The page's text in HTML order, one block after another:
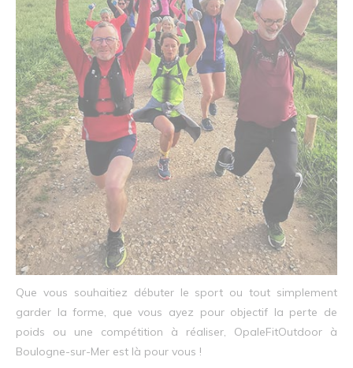
Que vous souhaitiez débuter le sport ou tout simplement
garder la forme, que vous ayez pour objectif la perte de
poids ou une compétition à réaliser, OpaleFitOutdoor à
Boulogne-sur-Mer est là pour vous !